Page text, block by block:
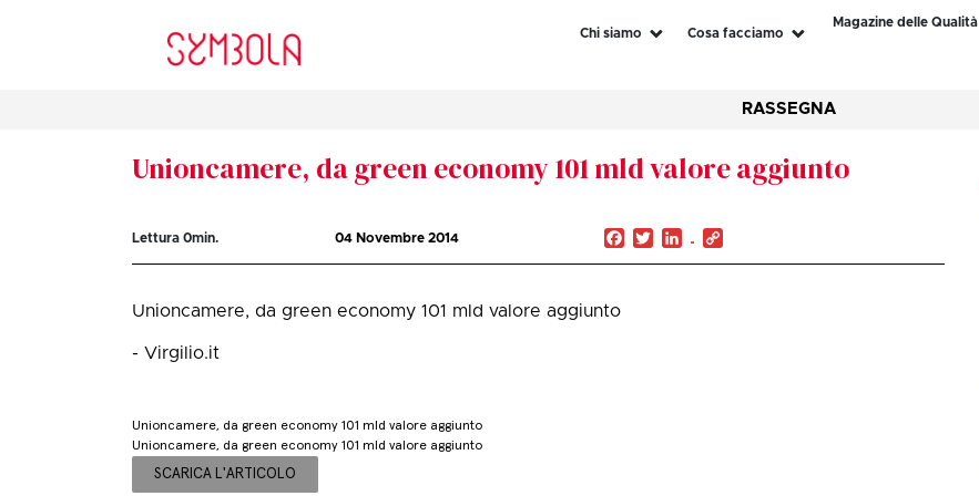
Chi siamo Cosa facciamo
Magazine delle Qualità
RASSEGNA
Unioncamere, da green economy 101 mld valore aggiunto
Lettura0min. 04 Novembre 2014 Facebook
TwitterLinkedIn
Unioncamere, da green economy 101 mld valore aggiunto
- Virgilio.it
Unioncamere, da green economy 101 mld valore aggiunto
Unioncamere, da green economy 101 mld valore aggiunto
SCARICA L'ARTICOLO